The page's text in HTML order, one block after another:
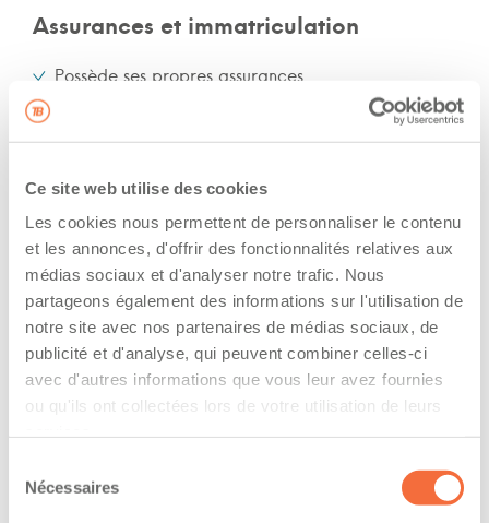
Ce site web utilise des cookies
Les cookies nous permettent de personnaliser le contenu
et les annonces, d'offrir des fonctionnalités relatives aux
médias sociaux et d'analyser notre trafic. Nous
partageons également des informations sur l'utilisation de
notre site avec nos partenaires de médias sociaux, de
publicité et d'analyse, qui peuvent combiner celles-ci
avec d'autres informations que vous leur avez fournies
ou qu'ils ont collectées lors de votre utilisation de leurs
Nécessaires
Assurances et immatriculation
Possède ses propres assurances
Veux adhérer aux assurances de la flotte de
The driver hold a driving licence from:
quebec
Has a vehicle registered in the following
province:
quebec
Diplômes et certifications
sur les marchandises dangereuses utilisées au